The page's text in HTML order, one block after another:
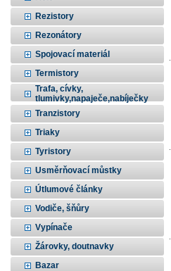
Rezistory
Rezonátory
Spojovací materiál
Termistory
Trafa, cívky,
tlumivky,napaječe,nabíječky
Tranzistory
Triaky
Tyristory
Usměrňovací můstky
Útlumové články
Vodiče, šňůry
Vypínače
Žárovky, doutnavky
Bazar